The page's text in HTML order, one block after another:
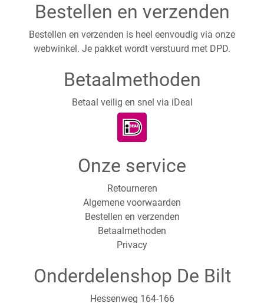
Bestellen en verzenden
Bestellen en verzenden is heel eenvoudig via onze
webwinkel. Je pakket wordt verstuurd met DPD.
Betaalmethoden
Betaal veilig en snel via iDeal
Onze service
Retourneren
Algemene voorwaarden
Bestellen en verzenden
Betaalmethoden
Privacy
Onderdelenshop De Bilt
Hessenweg 164-166